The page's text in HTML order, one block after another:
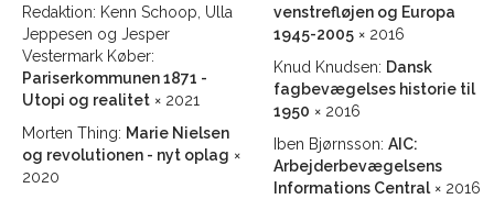
Redaktion: Kenn Schoop, Ulla
Jeppesen og Jesper
Vestermark Køber:
Pariserkommunen 1871 -
Utopi og realitet × 2021
Morten Thing: Marie Nielsen
og revolutionen - nyt oplag ×
2020
venstrefløjen og Europa
1945-2005 × 2016
Knud Knudsen: Dansk
fagbevægelses historie til
1950 × 2016
Iben Bjørnsson: AIC:
Arbejderbevægelsens
Informations Central × 2016